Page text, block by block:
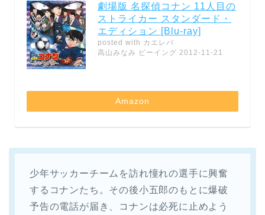
劇場版 名探偵コナン 11人目の
ストライカー スタンダード・
エディション [Blu-ray]
posted with カエレバ
高山みなみ ビーイング 2012-11-21
Amazon
少年サッカーチームを訪れ憧れの選手に興奮
するコナンたち。その後小五郎のもとに爆破
予告の電話が届き、コナンは必死に止めよう